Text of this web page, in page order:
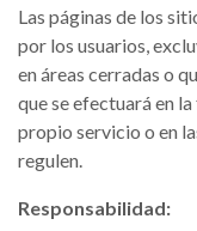
Las páginas de los
por los usuarios,
en áreas cerradas o
que se efectuará en
propio servicio o en
regulen.
Responsabilidad: